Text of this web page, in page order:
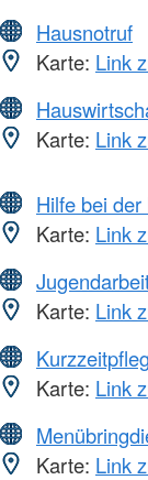
Hausnotruf
Karte: Link
Karte: Link
Hilfe bei
Karte: Link
Karte: Link
Karte: Link
Karte: Link